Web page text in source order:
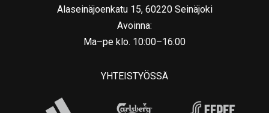
Alaseinäjoenkatu 15, 60220 Seinäjoki
Avoinna:
Ma–pe klo. 10:00–16:00
YHTEISTYÖSSÄ